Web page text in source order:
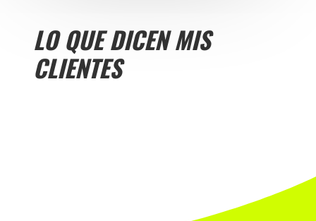
LO QUE DICEN MIS
CLIENTES